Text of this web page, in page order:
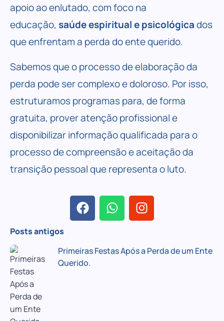
apoio ao enlutado, com foco na
educação, saúde espiritual e psicológicados
que enfrentam a perda do ente querido.
Sabemos que o processo de elaboração da
perda pode ser complexo e doloroso. Por isso,
estruturamos programas para, de forma
gratuita, prover atenção profissional e
disponibilizar informação qualificada para o
processo de compreensão e aceitação da
transição pessoal que representa o luto.
Posts antigos
Primeiras Festas Após a Perda de um Ente
Querido.